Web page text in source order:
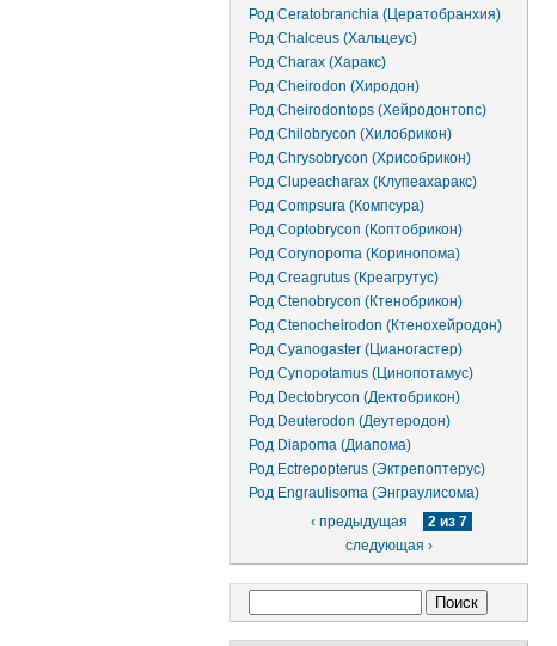
Род Ceratobranchia (Цератобранхия)
Род Chalceus (Хальцеус)
Род Charax (Харакс)
Род Cheirodon (Хиродон)
Род Cheirodontops (Хейродонтопс)
Род Chilobrycon (Хилобрикон)
Род Chrysobrycon (Хрисобрикон)
Род Clupeacharax (Клупеахаракс)
Род Compsura (Компсура)
Род Coptobrycon (Коптобрикон)
Род Corynopoma (Коринопома)
Род Creagrutus (Креагрутус)
Род Ctenobrycon (Ктенобрикон)
Род Ctenocheirodon (Ктенохейродон)
Род Cyanogaster (Цианогастер)
Род Cynopotamus (Цинопотамус)
Род Dectobrycon (Дектобрикон)
Род Deuterodon (Деутеродон)
Род Diapoma (Диапома)
Род Ectrepopterus (Эктрепоптерус)
Род Engraulisoma (Энграулисома)
‹ предыдущая
2 из 7
следующая ›